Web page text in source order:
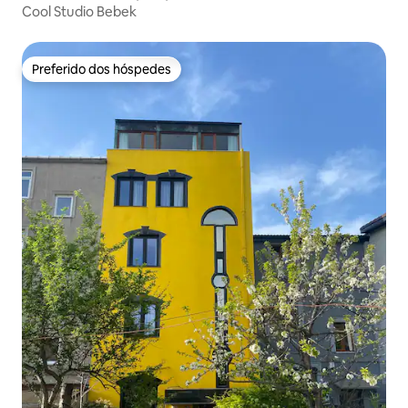
Cool Studio Bebek
Preferido dos hóspedes
Preferido dos hóspedes